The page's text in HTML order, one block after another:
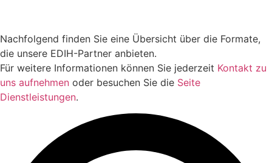
Nachfolgend finden Sie eine Übersicht über die Formate,
die unsere EDIH-Partner anbieten.
Für weitere Informationen können Sie jederzeit Kontakt zu
uns aufnehmen oder besuchen Sie die Seite
Dienstleistungen.